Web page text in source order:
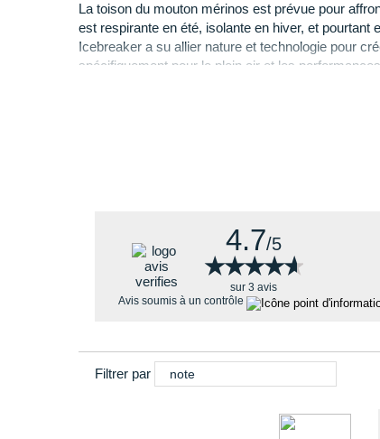
La toison du mouton mérinos est prévue pour
est respirante en été, isolante en hiver, et pourtant
Icebreaker a su allier nature et technologie pour
spécifiquement pour le plein air et les
4.7/5
★★★★★
★★★★★
sur 3 avis
Avis soumis à un contrôle
Filtrer par note